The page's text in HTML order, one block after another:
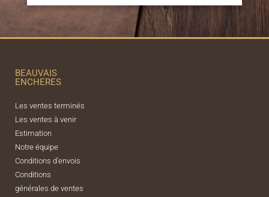
BEAUVAIS
ENCHERES
Les ventes terminés
Les ventes à venir
Estimation
Notre équipe
Conditions d'envois
Conditions
générales de ventes